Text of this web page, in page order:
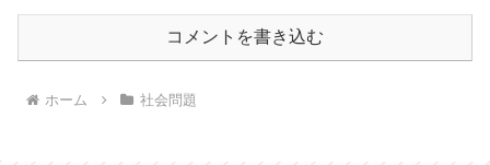
コメントを書き込む
ホーム 社会問題